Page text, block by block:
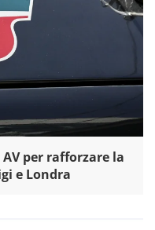
per rafforzare la
e Londra